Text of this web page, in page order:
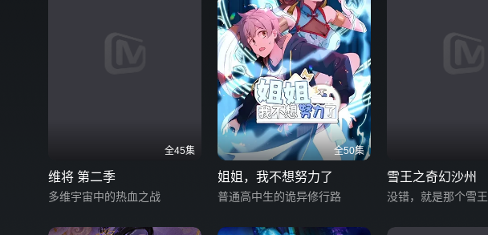
全45集
维将 第二季
多维宇宙中的热血之战
全50集
姐姐，我不想努力了
普通高中生的诡异修行路
雪王之奇幻沙州
没错，就是那个雪王